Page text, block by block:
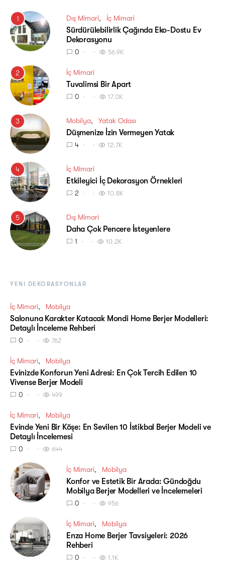
1 Dış Mimari İç Mimari
Sürdürülebilirlik Çağında Eko-Dostu Ev
Dekorasyonu
0 56.9K
2 İç Mimari
Tuvalimsi Bir Apart
0 17.0K
3 Mobilya Yatak Odası
Düşmenize İzin Vermeyen Yatak
4 12.7K
4 İç Mimari
Etkileyici İç Dekorasyon Örnekleri
2 10.8K
5 Dış Mimari
Daha Çok Pencere İsteyenlere
1 10.2K
YENI DEKORASYONLAR
İç Mimari Mobilya
Salonuna Karakter Katacak Mondi Home Berjer Modelleri:
Detaylı İnceleme Rehberi
0 762
İç Mimari Mobilya
Evinizde Konforun Yeni Adresi: En Çok Tercih Edilen 10
Vivense Berjer Modeli
0 499
İç Mimari Mobilya
Evinde Yeni Bir Köşe: En Sevilen 10 İstikbal Berjer Modeli ve
Detaylı İncelemesi
0 644
İç Mimari Mobilya
Konfor ve Estetik Bir Arada: Gündoğdu
Mobilya Berjer Modelleri ve İncelemeleri
0 956
İç Mimari Mobilya
Enza Home Berjer Tavsiyeleri: 2026
Rehberi
0 1.1K